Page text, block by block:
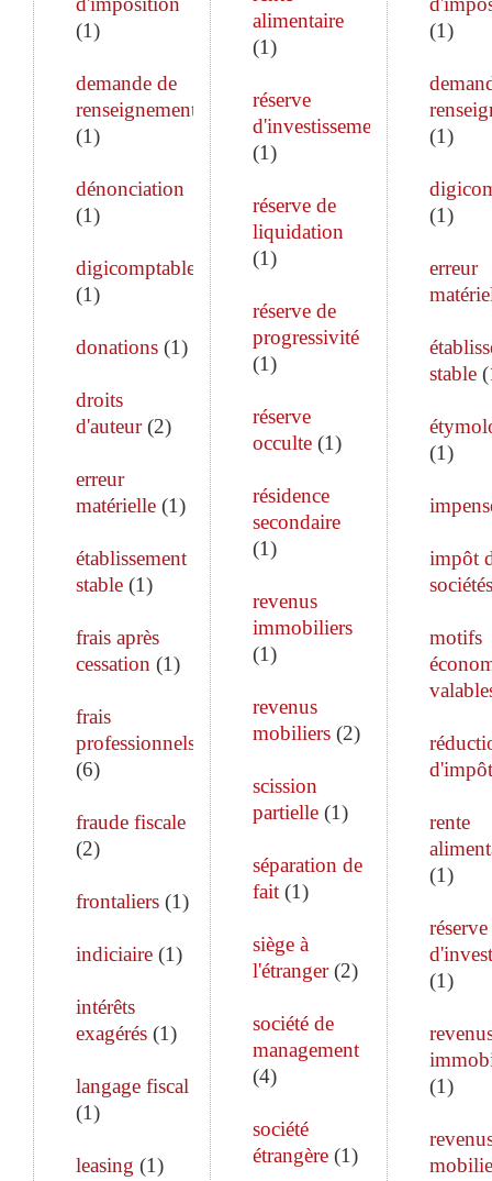
(1)
demande de
renseignements
(1)
dénonciation
(1)
digicomptable
(1)
donations (1)
droits
d'auteur(2)
erreur
matérielle (1)
établissement
stable (1)
frais après
cessation (1)
frais
professionnels
(6)
fraude fiscale
(2)
frontaliers (1)
indiciaire (1)
intérêts
exagérés (1)
langage fiscal
(1)
leasing (1)
alimentaire
(1)
réserve
d'investissement
(1)
réserve de
liquidation
(1)
réserve de
progressivité
(1)
réserve
occulte(1)
résidence
secondaire
(1)
revenus
immobiliers
(1)
revenus
mobiliers(2)
scission
partielle(1)
séparation de
fait(1)
siège à
l'étranger(2)
société de
management
(4)
société
étrangère(1)
(1)
(1)
(1)
erreur
stable(
(1)
impôt
sociétés
motifs
d'impôt
rente
(1)
réserve
(1)
(1)